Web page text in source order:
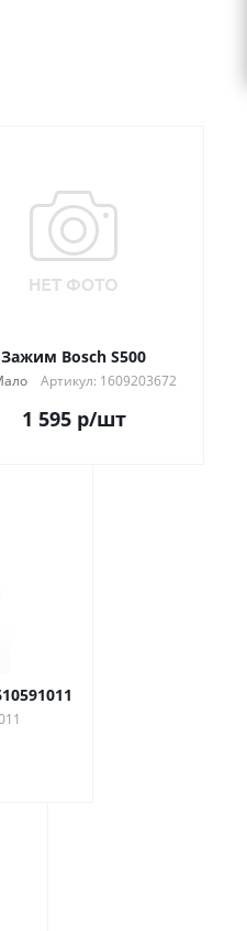
Зажим Bosch S500
Артикул: 1609203672
1 595р/шт